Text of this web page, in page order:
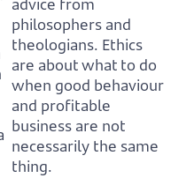
advice from
philosophers and
theologians. Ethics
are about what to do
when good behaviour
and profitable
business are not
necessarily the same
thing.